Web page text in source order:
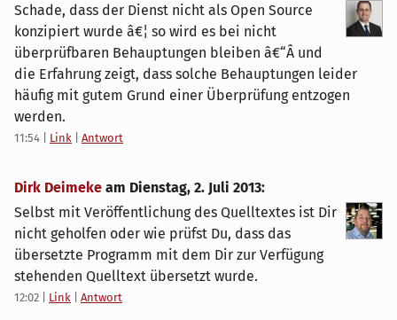
Schade, dass der Dienst nicht als Open Source
konzipiert wurde â€¦ so wird es bei nicht
überprüfbaren Behauptungen bleiben â€“Â und
die Erfahrung zeigt, dass solche Behauptungen leider
häufig mit gutem Grund einer Überprüfung entzogen
werden.
11:54 Link Antwort
Dirk Deimeke am Dienstag, 2. Juli 2013:
Selbst mit Veröffentlichung des Quelltextes ist Dir
nicht geholfen oder wie prüfst Du, dass das
übersetzte Programm mit dem Dir zur Verfügung
stehenden Quelltext übersetzt wurde.
12:02 Link Antwort